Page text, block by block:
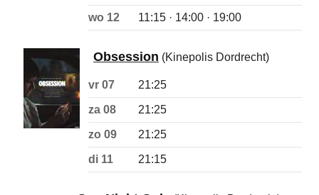
wo 12 11:15 · 14:00 · 19:00
Obsession (Kinepolis Dordrecht)
vr 07 21:25
za 08 21:25
zo 09 21:25
di 11 21:15